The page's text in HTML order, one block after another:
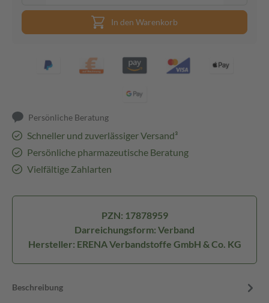
In den Warenkorb
Persönliche Beratung
Schneller und zuverlässiger Versand³
Persönliche pharmazeutische Beratung
Vielfältige Zahlarten
PZN: 17878959
Darreichungsform: Verband
Hersteller: ERENA Verbandstoffe GmbH & Co. KG
Beschreibung